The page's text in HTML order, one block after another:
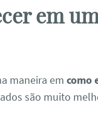
em
maneira em como
são muito